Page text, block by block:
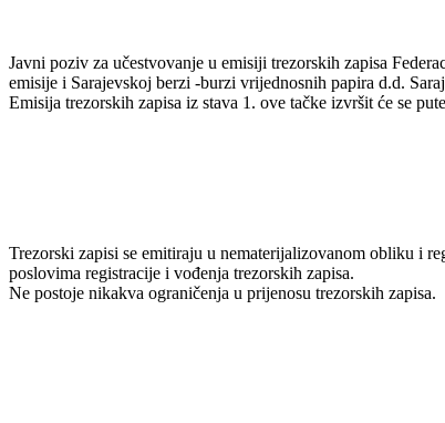
Javni poziv za učestvovanje u emisiji trezorskih zapisa
emisije i Sarajevskoj berzi -burzi vrijednosnih papira d.d.
Emisija trezorskih zapisa iz stava 1. ove tačke izvršit će se
Trezorski zapisi se emitiraju u nematerijalizovanom obliku i
poslovima registracije i vođenja trezorskih zapisa.
Ne postoje nikakva ograničenja u prijenosu trezorskih zapisa.